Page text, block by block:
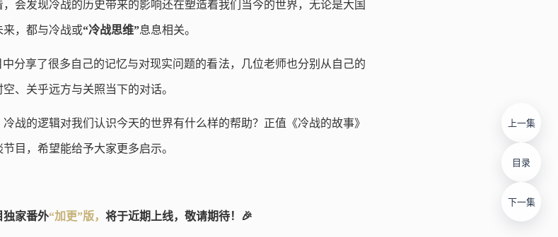
上一集
目录
下一集
会发现冷战的历史带来的影响还在塑造着我们当今的世界，无论是大国
来，都与冷战或“冷战思维”息息相关。
分享了很多自己的记忆与对现实问题的看法，几位老师也分别从自己的
、关乎远方与关照当下的对话。
战的逻辑对我们认识今天的世界有什么样的帮助？正值《冷战的故事》
目，希望能给予大家更多启示。
独家番外“加更”版， 将于近期上线，敬请期待！🎉